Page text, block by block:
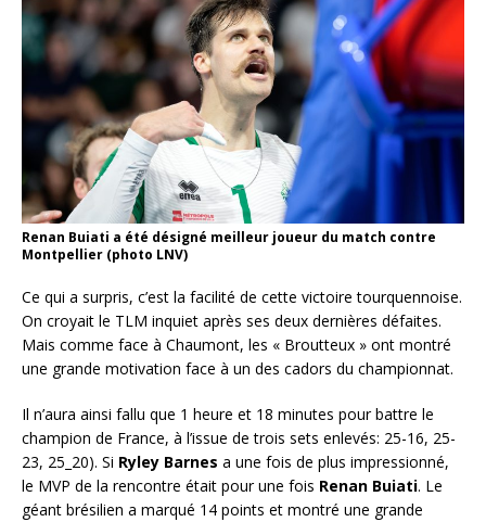
Renan Buiati a été désigné meilleur joueur du match contre
Montpellier (photo LNV)
Ce qui a surpris, c’est la facilité de cette victoire tourquennoise.
On croyait le TLM inquiet après ses deux dernières défaites.
Mais comme face à Chaumont, les « Broutteux » ont montré
une grande motivation face à un des cadors du championnat.
Il n’aura ainsi fallu que 1 heure et 18 minutes pour battre le
champion de France, à l’issue de trois sets enlevés: 25-16, 25-
23, 25_20). Si Ryley Barnes a une fois de plus impressionné,
le MVP de la rencontre était pour une fois Renan Buiati. Le
géant brésilien a marqué 14 points et montré une grande